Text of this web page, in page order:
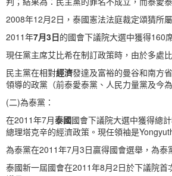
2008年12月2日，泰國憲法法庭裁定頌猜所
2011年7月3日的國會下議院大選中獲得160
現任黨主席艾比希在制訂政策時，由於多處
民主黨在相對經濟發達及富裕的曼谷和南方
領導的政黨（前泰愛泰黨、人民力量黨及今
(二)為泰黨：
在2011年7月泰國國會下議院大選中獲得總
總理塔克辛的經濟政策。現任領袖是
為泰黨在2011年7月3日贏得國會選舉，為
泰國新一屆國會在2011年8月2日於下議院